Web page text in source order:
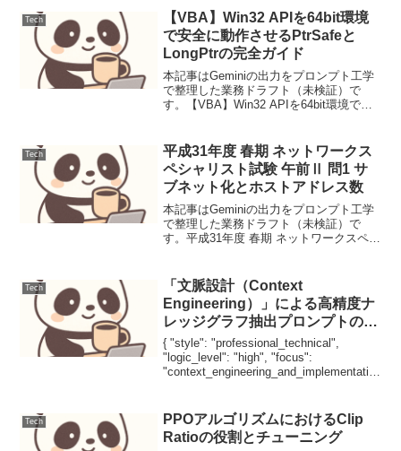
る「データの質」を、静的な処理から動
的な...
Tech
【VBA】Win32 APIを64bit環境
で安全に動作させるPtrSafeと
LongPtrの完全ガイド
本記事はGeminiの出力をプロンプト工学
で整理した業務ドラフト（未検証）で
す。【VBA】Win32 APIを64bit環境で安
伴い、従来のW...
Tech
平成31年度 春期 ネットワークス
ペシャリスト試験 午前Ⅱ 問1 サ
ブネット化とホストアドレス数
本記事はGeminiの出力をプロンプト工学
で整理した業務ドラフト（未検証）で
す。平成31年度 春期 ネットワークスペシ
マスクの関係を理解し、ネットワーク長
とホ...
Tech
「文脈設計（Context
Engineering）」による高精度ナ
レッジグラフ抽出プロンプトの構
築
{ "style": "professional_technical",
"logic_level": "high", "focus":
"context_engineering_and_implementatio
Tech
PPOアルゴリズムにおけるClip
Ratioの役割とチューニング